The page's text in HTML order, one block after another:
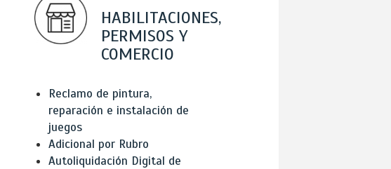
HABILITACIONES,
PERMISOS Y
COMERCIO
Reclamo de pintura,
reparación e instalación de
juegos
Adicional por Rubro
Autoliquidación Digital de